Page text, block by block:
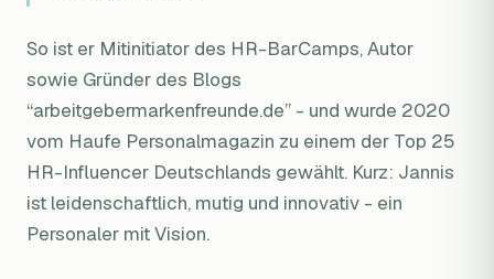
So ist er Mitinitiator des HR-BarCamps, Autor
sowie Gründer des Blogs
“arbeitgebermarkenfreunde.de” - und wurde 2020
vom Haufe Personalmagazin zu einem der Top 25
HR-Influencer Deutschlands gewählt. Kurz: Jannis
ist leidenschaftlich, mutig und innovativ - ein
Personaler mit Vision.